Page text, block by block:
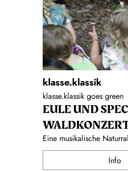
klasse.klassik
klasse.klassik goes green
EULE UND
Eine musikalische
Info